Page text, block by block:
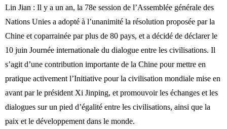
Lin Jian : Il y a un an, la 78e session de l’Assemblée générale des
Nations Unies a adopté à l’unanimité la résolution proposée par la
Chine et coparrainée par plus de 80 pays, et a décidé de déclarer le
10 juin Journée internationale du dialogue entre les civilisations. Il
s’agit d’une contribution importante de la Chine pour mettre en
pratique activement l’Initiative pour la civilisation mondiale mise en
avant par le président Xi Jinping, et promouvoir les échanges et les
dialogues sur un pied d’égalité entre les civilisations, ainsi que la
paix et le développement dans le monde.